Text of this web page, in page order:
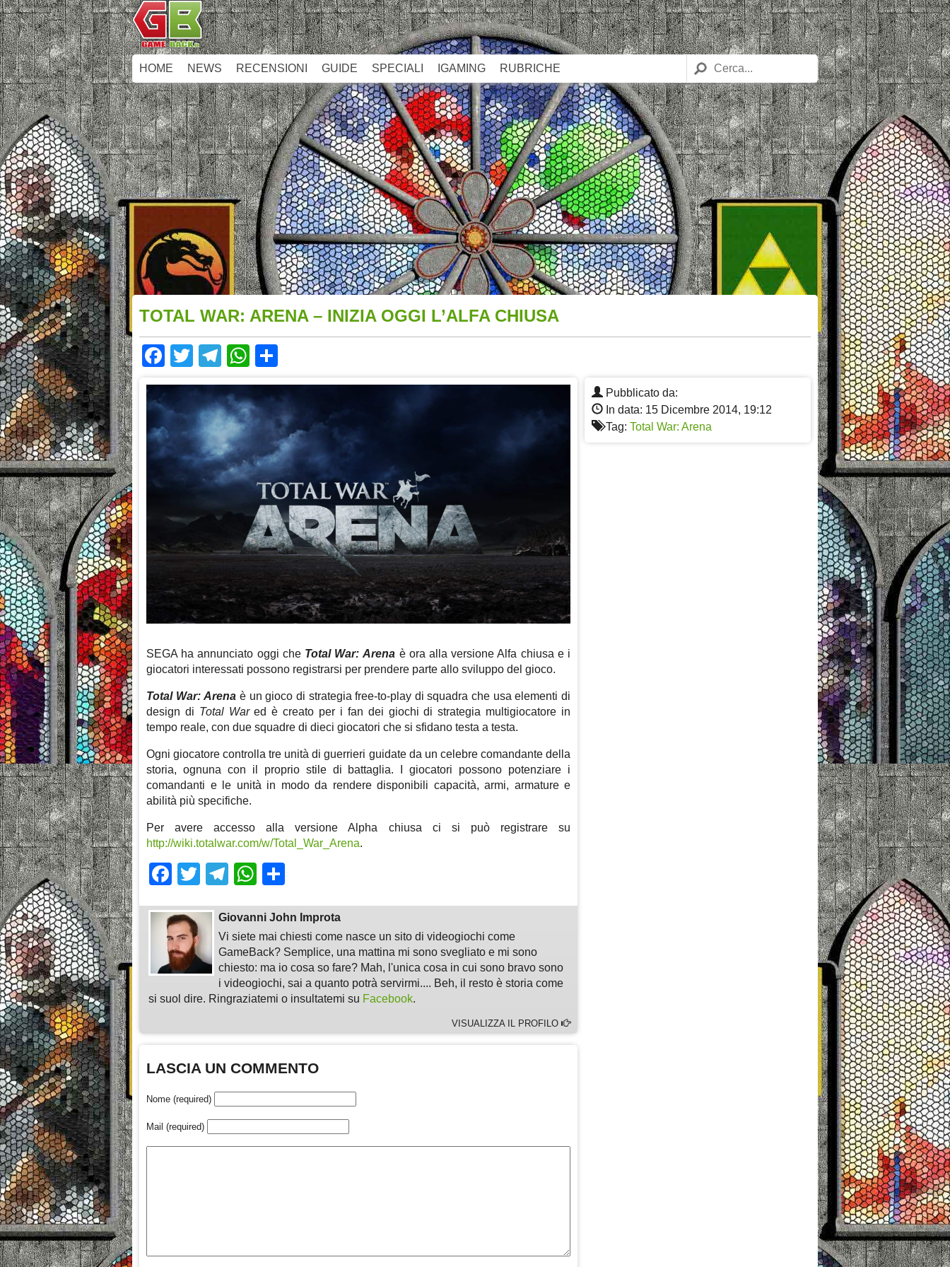
HOME NEWS RECENSIONI GUIDE SPECIALI IGAMING RUBRICHE
TOTAL WAR: ARENA – INIZIA OGGI L’ALFA CHIUSA
Facebook
TwitterTelegram
WhatsApp
Pubblicato da:
In data: 15 Dicembre 2014, 19:12
Tag: Total War: Arena
SEGA ha annunciato oggi che Total War: Arena è ora alla versione Alfa chiusa e i
giocatori interessati possono registrarsi per prendere parte allo sviluppo del gioco.
Total War: Arena è un gioco di strategia free-to-play di squadra che usa elementi di
design di Total Wared è creato per i fan dei giochi di strategia multigiocatore in
tempo reale, con due squadre di dieci giocatori che si sfidano testa a testa.
Ogni giocatore controlla tre unità di guerrieri guidate da un celebre comandante della
storia, ognuna con il proprio stile di battaglia. I giocatori possono potenziare i
comandanti e le unità in modo da rendere disponibili capacità, armi, armature e
abilità più specifiche.
Per avere accesso alla versione Alpha chiusa ci si può registrare su
http://wiki.totalwar.com/w/Total_War_Arena.
Facebook
TwitterTelegram
WhatsApp
Giovanni John Improta
Vi siete mai chiesti come nasce un sito di videogiochi come
GameBack? Semplice, una mattina mi sono svegliato e mi sono
chiesto: ma io cosa so fare? Mah, l'unica cosa in cui sono bravo sono
i videogiochi, sai a quanto potrà servirmi.... Beh, il resto è storia come
si suol dire. Ringraziatemi o insultatemi su Facebook.
VISUALIZZA IL PROFILO
LASCIA UN COMMENTO
Nome (required)
Mail (required)